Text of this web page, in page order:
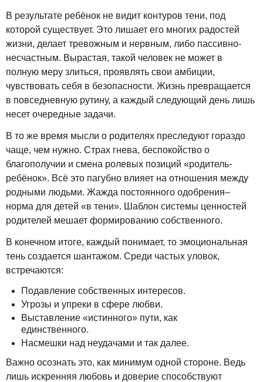
В результате ребёнок не видит контуров тени, под
которой существует. Это лишает его многих радостей
жизни, делает тревожным и нервным, либо пассивно-
несчастным. Вырастая, такой человек не может в
полную меру злиться, проявлять свои амбиции,
чувствовать себя в безопасности. Жизнь превращается
в повседневную рутину, а каждый следующий день лишь
несет очередные задачи.
В то же время мысли о родителях преследуют гораздо
чаще, чем нужно. Страх гнева, беспокойство о
благополучии и смена ролевых позиций «родитель-
ребёнок». Всё это пагубно влияет на отношения между
родными людьми. Жажда постоянного одобрения–
норма для детей «в тени». Шаблон системы ценностей
родителей мешает формированию собственного.
В конечном итоге, каждый понимает, то эмоциональная
тень создается шантажом. Среди частых уловок,
встречаются:
Подавление собственных интересов.
Угрозы и упреки в сфере любви.
Выставление «истинного» пути, как
единственного.
Насмешки над неудачами и так далее.
Важно осознать это, как минимум одной стороне. Ведь
лишь искренняя любовь и доверие способствуют